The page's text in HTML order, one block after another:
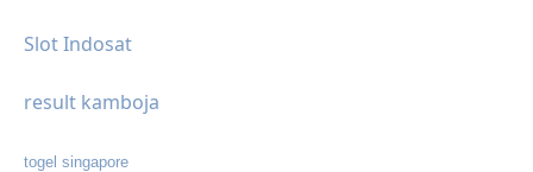
Slot Indosat
result kamboja
togel singapore